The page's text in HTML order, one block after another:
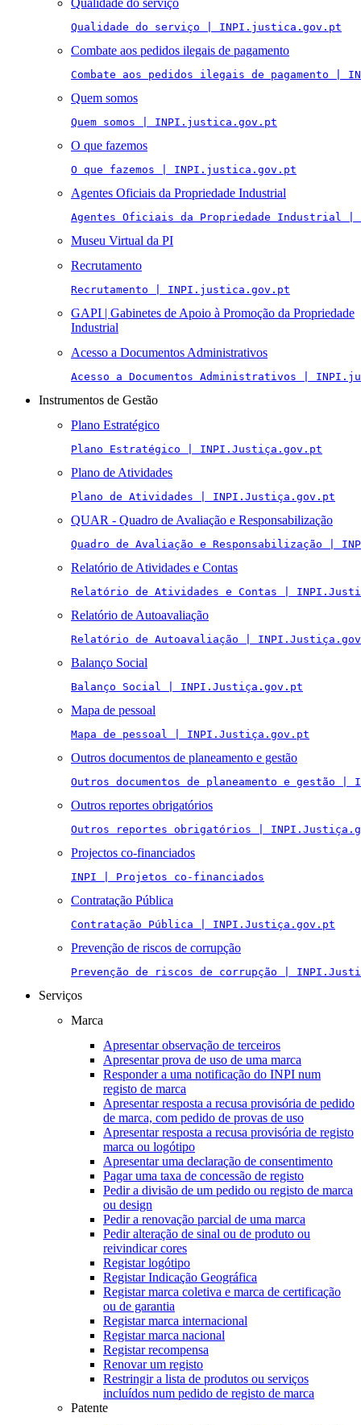
Qualidade do serviço
Qualidade do serviço | INPI.justica.gov.pt
Combate aos pedidos ilegais de pagamento
Combate aos pedidos ilegais de pagamento |
Quem somos
Quem somos | INPI.justica.gov.pt
O que fazemos
O que fazemos | INPI.justica.gov.pt
Agentes Oficiais da Propriedade Industrial
Agentes Oficiais da Propriedade Industrial
Museu Virtual da PI
Recrutamento
Recrutamento | INPI.justica.gov.pt
GAPI | Gabinetes de Apoio à Promoção da Propriedade
Industrial
Acesso a Documentos Administrativos
Acesso a Documentos Administrativos |
Instrumentos de Gestão
Plano Estratégico
Plano Estratégico | INPI.Justiça.gov.pt
Plano de Atividades
Plano de Atividades | INPI.Justiça.gov.pt
QUAR - Quadro de Avaliação e Responsabilização
Quadro de Avaliação e Responsabilização |
Relatório de Atividades e Contas
Relatório de Atividades e Contas |
Relatório de Autoavaliação
Relatório de Autoavaliação |
Balanço Social
Balanço Social | INPI.Justiça.gov.pt
Mapa de pessoal
Mapa de pessoal | INPI.Justiça.gov.pt
Outros documentos de planeamento e gestão
Outros documentos de planeamento e gestão
Outros reportes obrigatórios
Outros reportes obrigatórios |
Projectos co-financiados
INPI | Projetos co-financiados
Contratação Pública
Contratação Pública | INPI.Justiça.gov.pt
Prevenção de riscos de corrupção
Prevenção de riscos de corrupção |
Serviços
Marca
Apresentar observação de terceiros
Apresentar prova de uso de uma marca
Responder a uma notificação do INPI num
registo de marca
Apresentar resposta a recusa provisória de pedido
de marca, com pedido de provas de uso
Apresentar resposta a recusa provisória de registo
marca ou logótipo
Apresentar uma declaração de consentimento
Pagar uma taxa de concessão de registo
Pedir a divisão de um pedido ou registo de marca
ou design
Pedir a renovação parcial de uma marca
Pedir alteração de sinal ou de produto ou
reivindicar cores
Registar logótipo
Registar Indicação Geográfica
Registar marca coletiva e marca de certificação
ou de garantia
Registar marca internacional
Registar marca nacional
Registar recompensa
Renovar um registo
Restringir a lista de produtos ou serviços
incluídos num pedido de registo de marca
Patente